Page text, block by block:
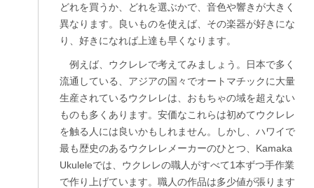
どれを買うか、どれを選ぶかで、音色や響きが大きく
異なります。良いものを使えば、その楽器が好きにな
り、好きになれば上達も早くなります。
例えば、ウクレレで考えてみましょう。日本で多く
流通している、アジアの国々でオートマチックに大量
生産されているウクレレは、おもちゃの域を超えない
ものも多くあります。安価なこれらは初めてウクレレ
を触る人には良いかもしれません。しかし、ハワイで
最も歴史のあるウクレレメーカーのひとつ、Kamaka
Ukuleleでは、ウクレレの職人がすべて1本ずつ手作業
で作り上げています。職人の作品は多少値が張ります